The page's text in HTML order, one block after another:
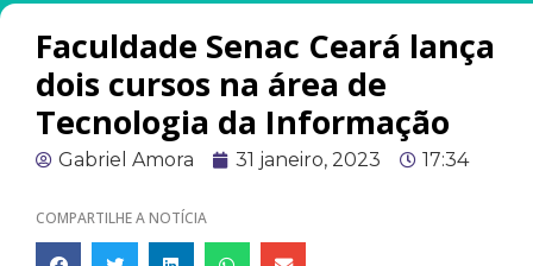
Faculdade Senac Ceará lança
dois cursos na área de
Tecnologia da Informação
Gabriel Amora 31 janeiro, 2023 17:34
COMPARTILHE A NOTÍCIA